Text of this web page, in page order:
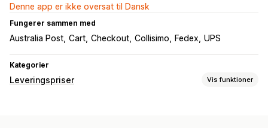
Denne app er ikke oversat til Dansk
Fungerer sammen med
Australia Post Cart Checkout Collisimo Fedex UPS
Kategorier
Leveringspriser Vis funktioner